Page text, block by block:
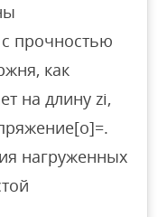
с прочностью
как
на длину zi,
нагруженных